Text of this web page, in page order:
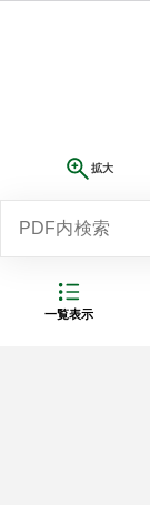
一覧表示
拡大